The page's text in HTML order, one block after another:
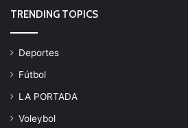
TRENDING TOPICS
Deportes
Fútbol
LA PORTADA
Voleybol